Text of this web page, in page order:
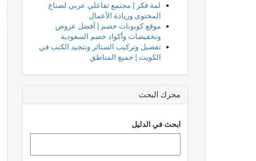
لمة فكر | مجتمع تفاعلي عربي لصناع
المحتوى وريادة الأعمال
موقع كوبونات خصم | أفضل عروض
وتخفيضات وأكواد خصم السعودية
تفصيل وتركيب الستائر وتنجيد الكنب في
الكويت | جميع المناطق
محرك البحث
ابحث في الدليل